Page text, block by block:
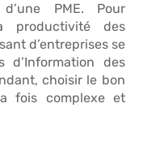
PME. Pour
productivité des
d’entreprises se
d’Information des
choisir le bon
fois complexe et